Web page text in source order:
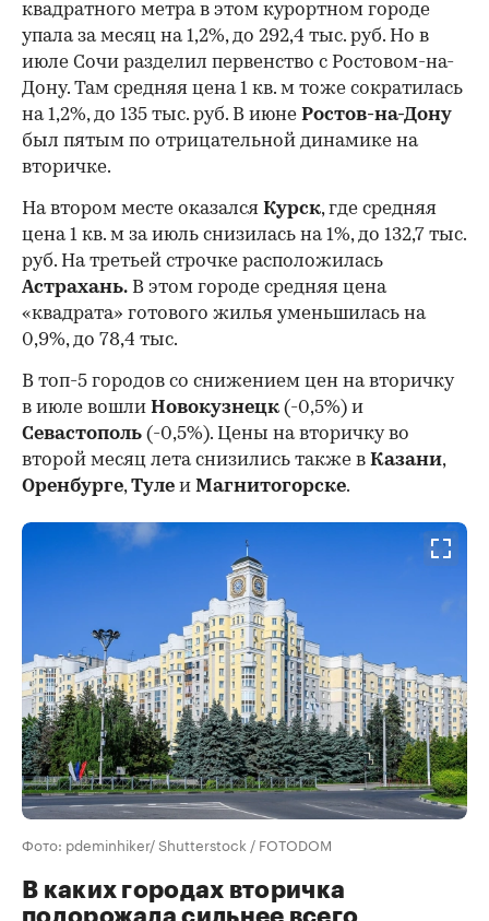
квадратного метра в этом курортном городе
упала за месяц на 1,2%, до 292,4 тыс. руб. Но в
июле Сочи разделил первенство с Ростовом-на-
Дону. Там средняя цена 1 кв. м тоже сократилась
на 1,2%, до 135 тыс. руб. В июне Ростов-на-Дону
был пятым по отрицательной динамике на
вторичке.
На втором месте оказался Курск, где средняя
цена 1 кв. м за июль снизилась на 1%, до 132,7 тыс.
руб. На третьей строчке расположилась
Астрахань. В этом городе средняя цена
«квадрата» готового жилья уменьшилась на
0,9%, до 78,4 тыс.
В топ-5 городов со снижением цен на вторичку
в июле вошли Новокузнецк (-0,5%) и
Севастополь (-0,5%). Цены на вторичку во
второй месяц лета снизились также в Казани,
Оренбурге,Туле и Магнитогорске.
Фото: pdeminhiker/ Shutterstock / FOTODOM
В каких городах вторичка